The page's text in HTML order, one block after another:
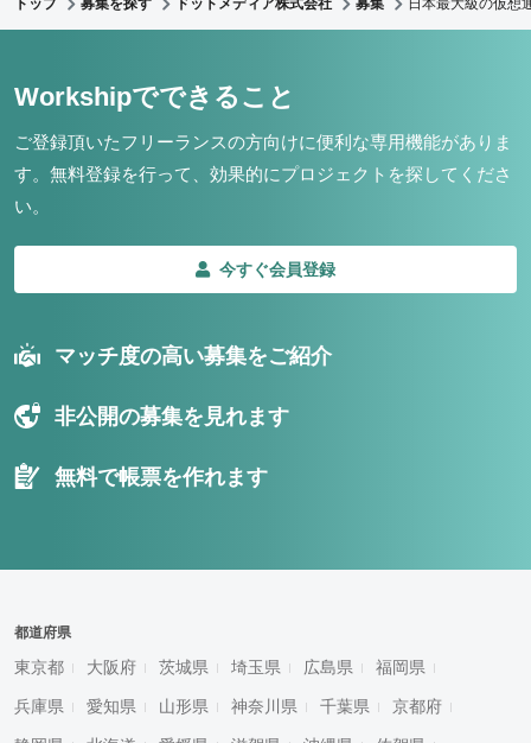
トップ 募集を探す ドットメディア株式会社 募集 日本最大級の仮想
Workshipでできること
ご登録頂いたフリーランスの方向けに便利な専用機能がありま
す。 無料登録を行って、効果的にプロジェクトを探してくださ
い。
今すぐ会員登録
マッチ度の高い募集をご紹介
非公開の募集を見れます
無料で帳票を作れます
都道府県
東京都 大阪府 茨城県 埼玉県 広島県 福岡県
兵庫県 愛知県 山形県 神奈川県 千葉県 京都府